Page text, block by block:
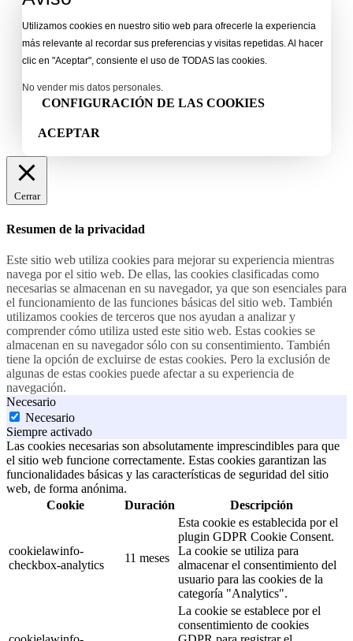
Utilizamos cookies en nuestro sitio web para ofrecerle la experiencia
más relevante al recordar sus preferencias y visitas repetidas. Al hacer
clic en "Aceptar", consiente el uso de TODAS las cookies.
No vender mis datos personales.
CONFIGURACIÓN DE LAS COOKIES
ACEPTAR
Cerrar
Resumen de la privacidad
Este sitio web utiliza cookies para mejorar su experiencia mientras
navega por el sitio web. De ellas, las cookies clasificadas como
necesarias se almacenan en su navegador, ya que son esenciales para
el funcionamiento de las funciones básicas del sitio web. También
utilizamos cookies de terceros que nos ayudan a analizar y
comprender cómo utiliza usted este sitio web. Estas cookies se
almacenan en su navegador sólo con su consentimiento. También
tiene la opción de excluirse de estas cookies. Pero la exclusión de
algunas de estas cookies puede afectar a su experiencia de
navegación.
Necesario
Necesario
Siempre activado
Las cookies necesarias son absolutamente imprescindibles para que
el sitio web funcione correctamente. Estas cookies garantizan las
funcionalidades básicas y las características de seguridad del sitio
web, de forma anónima.
Cookie
Duración Descripción
cookielawinfo-
checkbox-analytics
11 meses
Esta cookie es establecida por el
plugin GDPR Cookie Consent.
La cookie se utiliza para
almacenar el consentimiento del
usuario para las cookies de la
categoría "Analytics".
La cookie se establece por el
consentimiento de cookies